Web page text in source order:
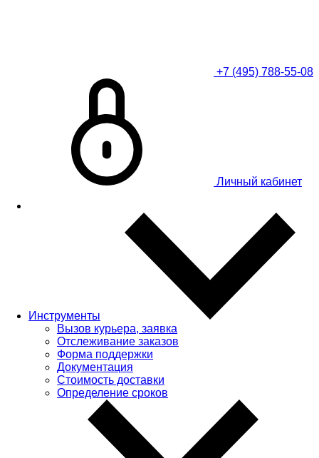
+7 (495) 788-55-08
Личный кабинет
Инструменты
Вызов курьера, заявка
Отслеживание заказов
Форма поддержки
Документация
Стоимость доставки
Определение сроков